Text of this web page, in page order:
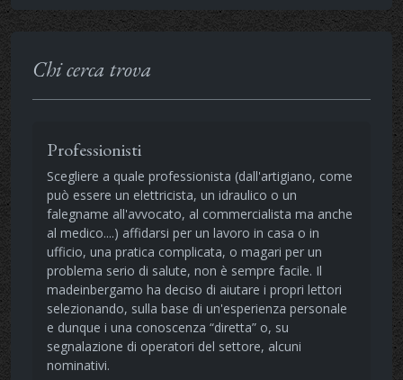
Chi cerca trova
Professionisti
Scegliere a quale professionista (dall'artigiano, come
può essere un elettricista, un idraulico o un
falegname all'avvocato, al commercialista ma anche
al medico....) affidarsi per un lavoro in casa o in
ufficio, una pratica complicata, o magari per un
problema serio di salute, non è sempre facile. Il
madeinbergamo ha deciso di aiutare i propri lettori
selezionando, sulla base di un'esperienza personale
e dunque i una conoscenza “diretta” o, su
segnalazione di operatori del settore, alcuni
nominativi.